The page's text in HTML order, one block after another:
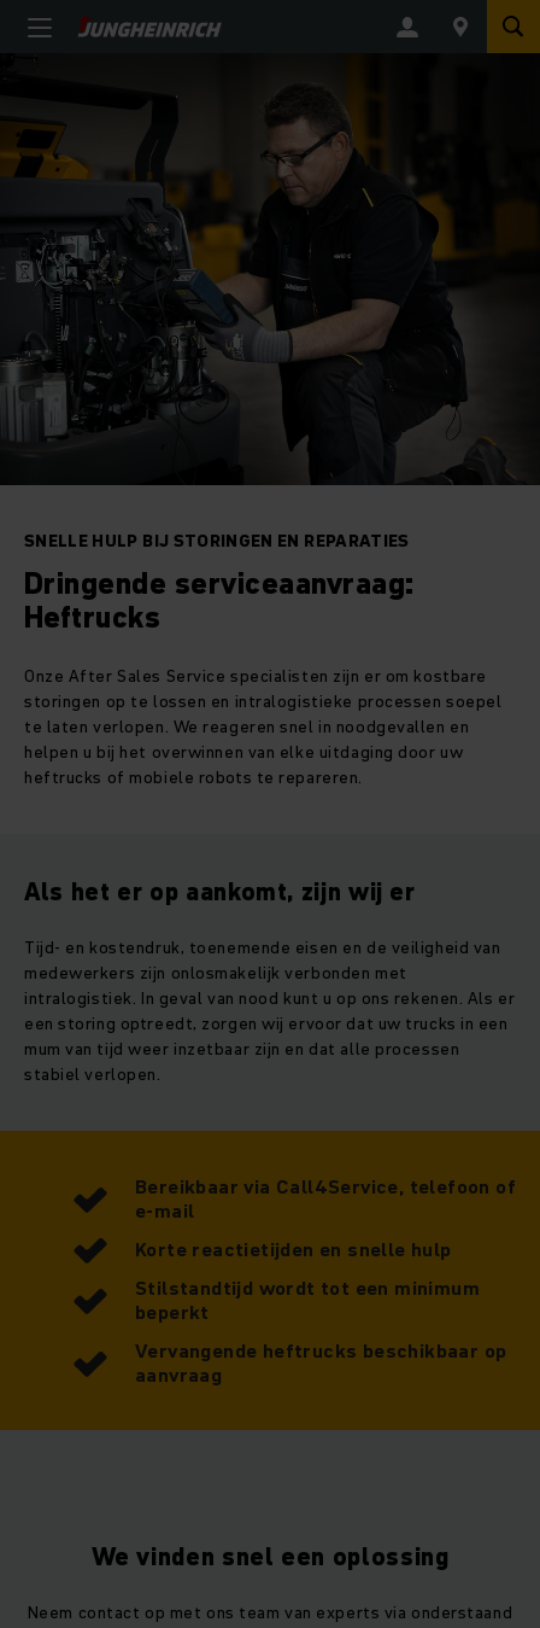
SNELLE HULP BIJ STORINGEN EN REPARATIES
Dringende serviceaanvraag:
Heftrucks
Onze After Sales Service specialisten zijn er om kostbare
storingen op te lossen en intralogistieke processen soepel
te laten verlopen. We reageren snel in noodgevallen en
helpen u bij het overwinnen van elke uitdaging door uw
heftrucks of mobiele robots te repareren.
Als het er op aankomt, zijn wij er
Tijd- en kostendruk, toenemende eisen en de veiligheid van
medewerkers zijn onlosmakelijk verbonden met
intralogistiek. In geval van nood kunt u op ons rekenen. Als er
een storing optreedt, zorgen wij ervoor dat uw trucks in een
mum van tijd weer inzetbaar zijn en dat alle processen
stabiel verlopen.
Bereikbaar via Call4Service, telefoon of
e-mail
Korte reactietijden en snelle hulp
Stilstandtijd wordt tot een minimum
beperkt
Vervangende heftrucks beschikbaar op
aanvraag
We vinden snel een oplossing
Neem contact op met ons team van experts via onderstaand